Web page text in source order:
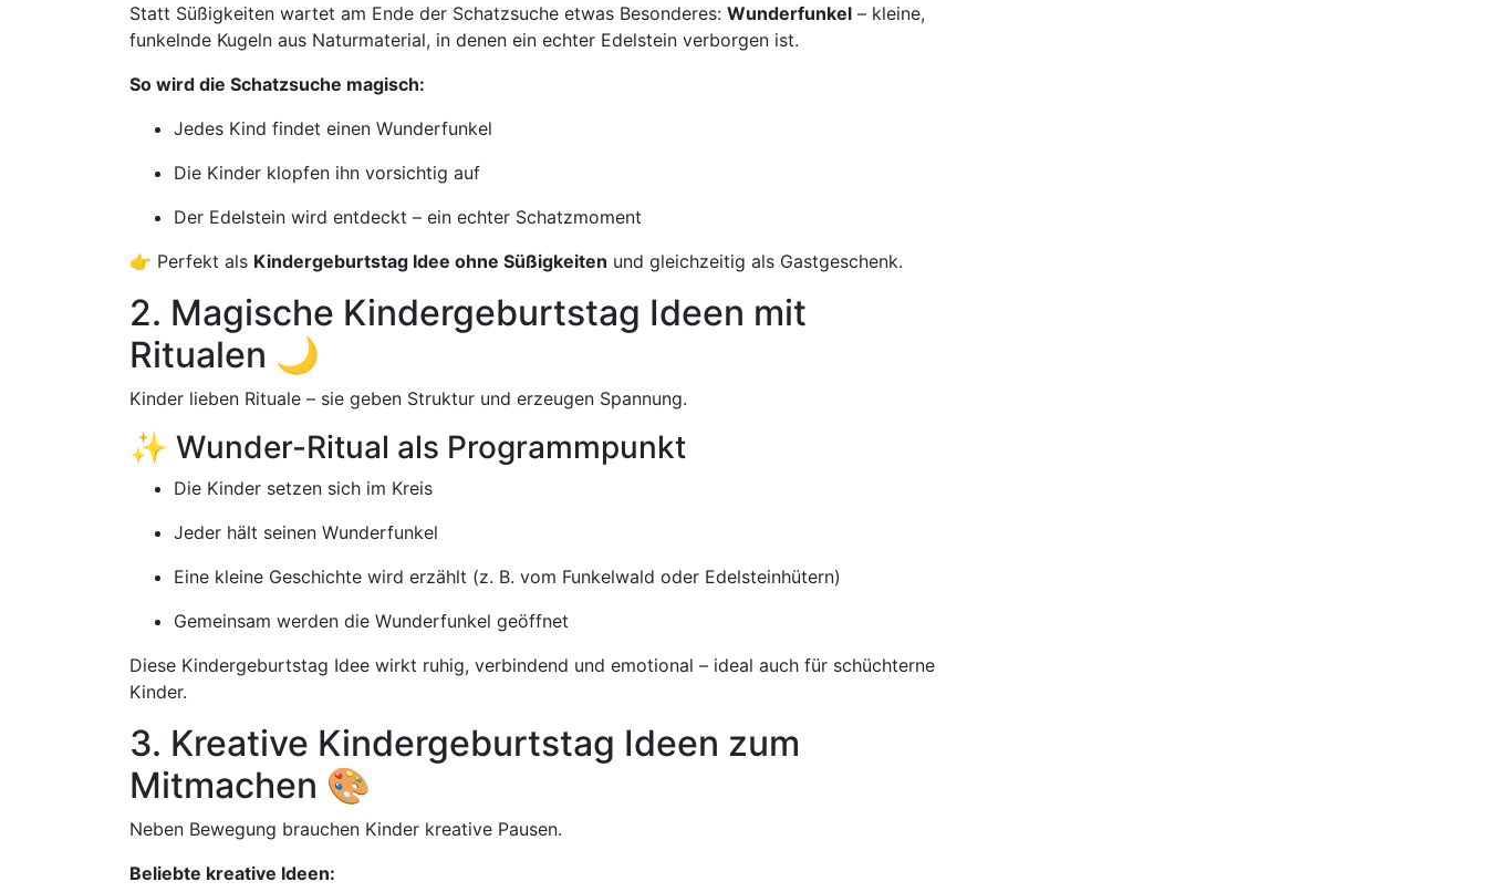
Statt Süßigkeiten wartet am Ende der Schatzsuche etwas Besonderes: Wunderfunkel – kleine,
funkelnde Kugeln aus Naturmaterial, in denen ein echter Edelstein verborgen ist.
So wird die Schatzsuche magisch:
Jedes Kind findet einen Wunderfunkel
Die Kinder klopfen ihn vorsichtig auf
Der Edelstein wird entdeckt – ein echter Schatzmoment
👉 Perfekt als Kindergeburtstag Idee ohne Süßigkeiten und gleichzeitig als Gastgeschenk.
2. Magische Kindergeburtstag Ideen mit
Ritualen 🌙
Kinder lieben Rituale – sie geben Struktur und erzeugen Spannung.
✨ Wunder-Ritual als Programmpunkt
Die Kinder setzen sich im Kreis
Jeder hält seinen Wunderfunkel
Eine kleine Geschichte wird erzählt (z. B. vom Funkelwald oder Edelsteinhütern)
Gemeinsam werden die Wunderfunkel geöffnet
Diese Kindergeburtstag Idee wirkt ruhig, verbindend und emotional – ideal auch für schüchterne
Kinder.
3. Kreative Kindergeburtstag Ideen zum
Mitmachen 🎨
Neben Bewegung brauchen Kinder kreative Pausen.
Beliebte kreative Ideen: